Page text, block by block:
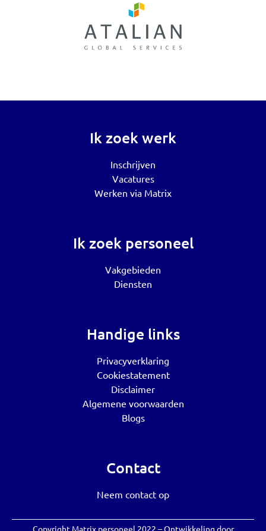
Ik zoek werk
Inschrijven
Vacatures
Werken via Matrix
Ik zoek personeel
Vakgebieden
Diensten
Handige links
Privacyverklaring
Cookiestatement
Disclaimer
Algemene voorwaarden
Blogs
Contact
Neem contact op
Copyright Matrix personeel 2022 – Ontwikkeling door